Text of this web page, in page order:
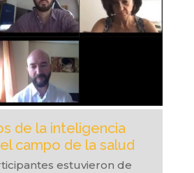
de la inteligencia
campo de la salud
estuvieron de